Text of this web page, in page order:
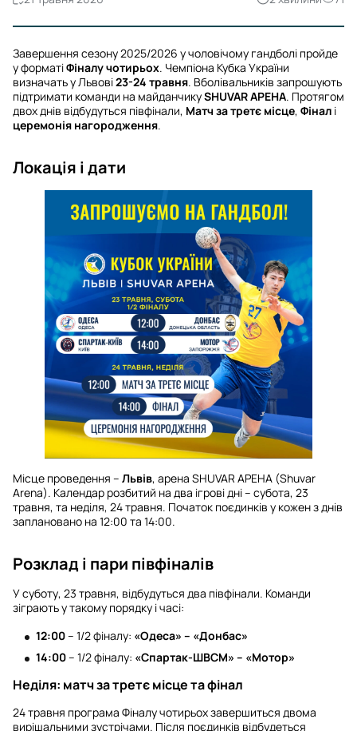
Завершення сезону 2025/2026 у чоловічому гандболі пройде
у форматіФіналу чотирьох. Чемпіона Кубка України
визначать у Львові23-24 травня. Вболівальників запрошують
підтримати команди на майданчикуSHUVAR АРЕНА. Протягом
двох днів відбудуться півфінали, Матч за третє місце, Фінал і
церемонія нагородження.
Локація і дати
Місце проведення – Львів, арена SHUVAR АРЕНА (Shuvar
Arena). Календар розбитий на два ігрові дні – субота, 23
травня, та неділя, 24 травня. Початок поєдинків у кожен з днів
заплановано на 12:00 та 14:00.
Розклад і пари півфіналів
У суботу, 23 травня, відбудуться два півфінали. Команди
зіграють у такому порядку і часі:
12:00– 1/2 фіналу: «Одеса» – «Донбас»
14:00– 1/2 фіналу: «Спартак-ШВСМ» – «Мотор»
Неділя: матч за третє місце та фінал
24 травня програма Фіналу чотирьох завершиться двома
вирішальними зустрічами. Після поєдинків відбудеться